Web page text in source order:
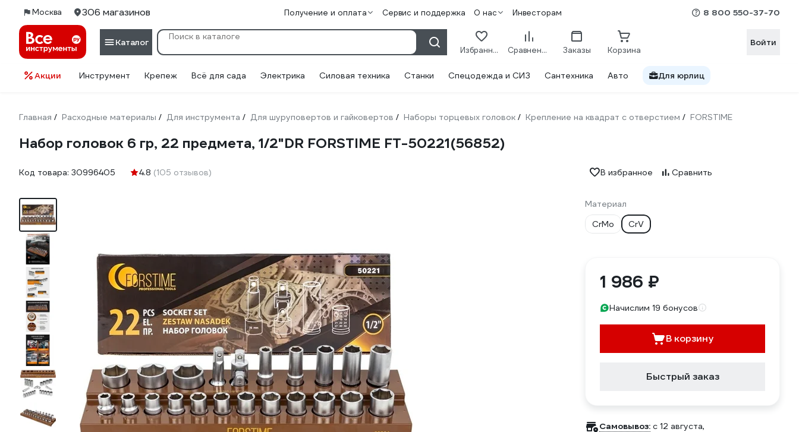
Москва 306 магазинов Получение и оплата Сервис и поддержка О нас Инвесторам 8 800 550-37-70
Каталог
Избранное Сравнение Заказы Корзина
Войти
Акции Инструмент Крепеж Всё для сада Электрика Силовая техника Станки Спецодежда и СИЗ Сантехника Авто Для юрлиц
Главная / Расходные материалы / Для инструмента / Для шуруповертов и гайковертов / Наборы торцевых головок / Крепление на квадрат с отверстием / FORSTIME
Набор головок 6 гр, 22 предмета, 1/2"DR FORSTIME FT-50221(56852)
Код товара: 30996405 4.8 (105 отзывов) В избранное Сравнить
Материал
CrMo
CrV
1 986 ₽
Начислим 19 бонусов
В корзину
Быстрый заказ
Самовывоз: c 12 августа,